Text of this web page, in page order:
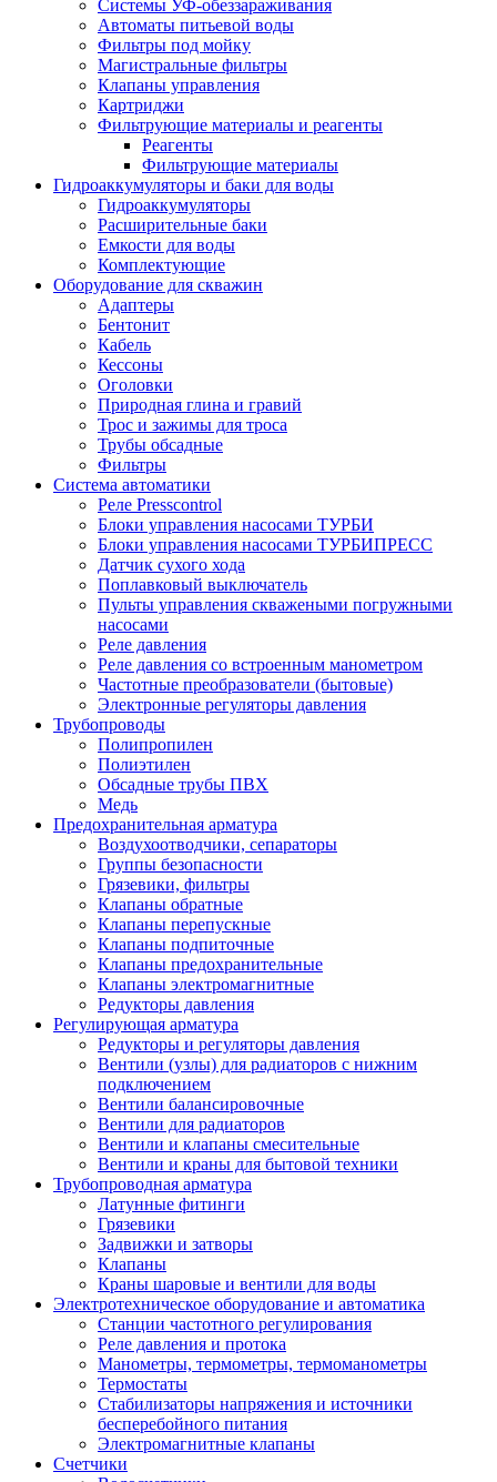
Системы УФ-обеззараживания
Автоматы питьевой воды
Фильтры под мойку
Магистральные фильтры
Клапаны управления
Картриджи
Фильтрующие материалы и реагенты
Реагенты
Фильтрующие материалы
Гидроаккумуляторы и баки для воды
Гидроаккумуляторы
Расширительные баки
Емкости для воды
Комплектующие
Оборудование для скважин
Адаптеры
Бентонит
Кабель
Кессоны
Оголовки
Природная глина и гравий
Трос и зажимы для троса
Трубы обсадные
Фильтры
Система автоматики
Реле Presscontrol
Блоки управления насосами ТУРБИ
Блоки управления насосами ТУРБИПРЕСС
Датчик сухого хода
Поплавковый выключатель
Пульты управления скважеными погружными
насосами
Реле давления
Реле давления со встроенным манометром
Частотные преобразователи (бытовые)
Электронные регуляторы давления
Трубопроводы
Полипропилен
Полиэтилен
Обсадные трубы ПВХ
Медь
Предохранительная арматура
Воздухоотводчики, сепараторы
Группы безопасности
Грязевики, фильтры
Клапаны обратные
Клапаны перепускные
Клапаны подпиточные
Клапаны предохранительные
Клапаны электромагнитные
Редукторы давления
Регулирующая арматура
Редукторы и регуляторы давления
Вентили (узлы) для радиаторов с нижним
подключением
Вентили балансировочные
Вентили для радиаторов
Вентили и клапаны смесительные
Вентили и краны для бытовой техники
Трубопроводная арматура
Латунные фитинги
Грязевики
Задвижки и затворы
Клапаны
Краны шаровые и вентили для воды
Электротехническое оборудование и автоматика
Станции частотного регулирования
Реле давления и протока
Манометры, термометры, термоманометры
Термостаты
Стабилизаторы напряжения и источники
бесперебойного питания
Электромагнитные клапаны
Счетчики